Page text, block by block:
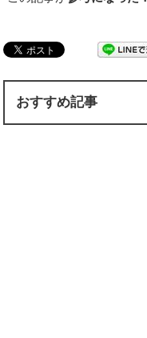
おすすめ記事